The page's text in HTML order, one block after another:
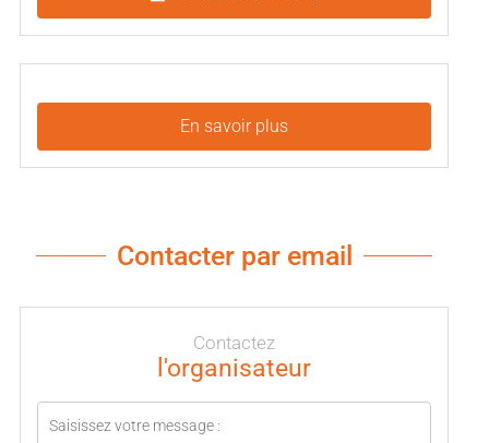
En savoir plus
Contacter par email
Contactez
l'organisateur